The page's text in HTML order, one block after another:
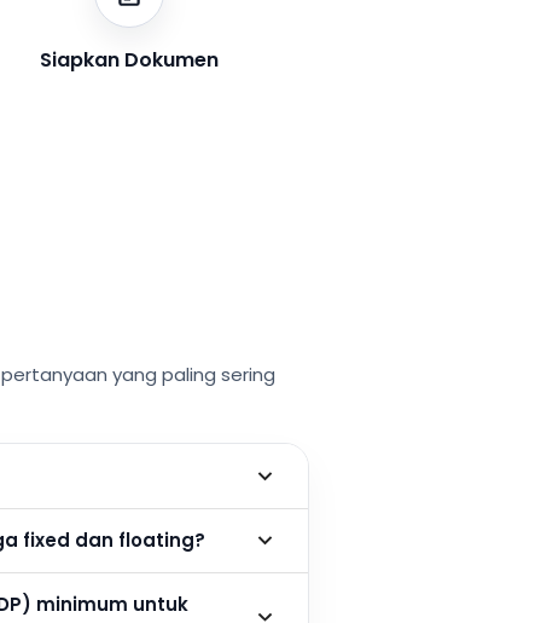
Siapkan Dokumen
yang paling sering
fixed dan floating?
minimum untuk